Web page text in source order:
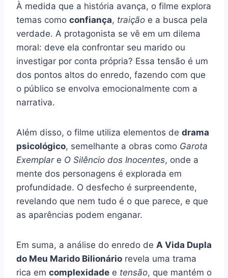
À medida que a história avança, o filme explora
temas como confiança, traição e a busca pela
verdade. A protagonista se vê em um dilema
moral: deve ela confrontar seu marido ou
investigar por conta própria? Essa tensão é um
dos pontos altos do enredo, fazendo com que
o público se envolva emocionalmente com a
narrativa.
Além disso, o filme utiliza elementos de drama
psicológico, semelhante a obras como Garota
Exemplare O Silêncio dos Inocentes, onde a
mente dos personagens é explorada em
profundidade. O desfecho é surpreendente,
revelando que nem tudo é o que parece, e que
as aparências podem enganar.
Em suma, a análise do enredo de A Vida Dupla
do Meu Marido Bilionário revela uma trama
rica em complexidade e tensão, que mantém o